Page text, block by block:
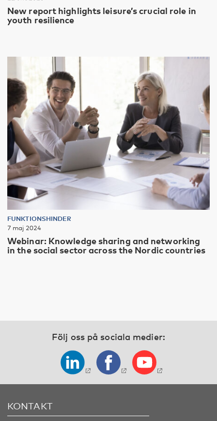
New report highlights leisure’s crucial role in
youth resilience
FUNKTIONSHINDER
7 maj 2024
Webinar: Knowledge sharing and networking
in the social sector across the Nordic countries
Följ oss på sociala medier:
KONTAKT